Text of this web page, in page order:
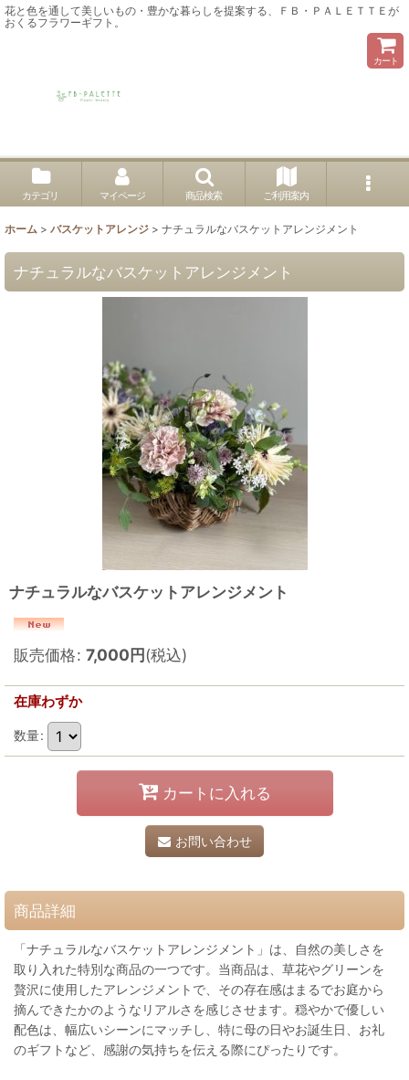
花と色を通して美しいもの・豊かな暮らしを提案する、ＦＢ・ＰＡＬＥＴＴＥが
おくるフラワーギフト。
カート
カテゴリ マイページ 商品検索 ご利用案内
ホーム > バスケットアレンジ > ナチュラルなバスケットアレンジメント
ナチュラルなバスケットアレンジメント
ナチュラルなバスケットアレンジメント
販売価格: 7,000円(税込)
在庫わずか
数量:
カートに入れる
お問い合わせ
商品詳細
「ナチュラルなバスケットアレンジメント」は、自然の美しさを
取り入れた特別な商品の一つです。当商品は、草花やグリーンを
贅沢に使用したアレンジメントで、その存在感はまるでお庭から
摘んできたかのようなリアルさを感じさせます。穏やかで優しい
配色は、幅広いシーンにマッチし、特に母の日やお誕生日、お礼
のギフトなど、感謝の気持ちを伝える際にぴったりです。